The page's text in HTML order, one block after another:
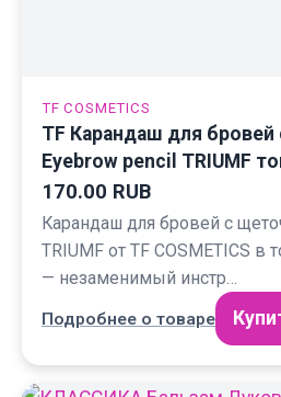
TF COSMETICS
TF Карандаш для
Eyebrow pencil TRIUMF
170.00 RUB
Карандаш для бровей с
TRIUMF от TF COSMETICS в
— незаменимый инстр…
Подробнее о товаре